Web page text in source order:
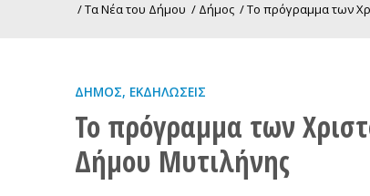
/Τα Νέα του Δήμου / Δήμος /Το πρόγραμμα των
ΔΉΜΟΣ, ΕΚΔΗΛΏΣΕΙΣ
Το πρόγραμμα των
Δήμου Μυτιλήνης